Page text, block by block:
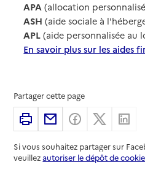
APA (allocation
ASH (aide sociale à
APL (aide personnalisée au
En savoir plus sur les aides
Partager cette page
ImprimerPartager par email
Partager sur
Si vous souhaitez partager sur
veuillezautoriser le dépôt de